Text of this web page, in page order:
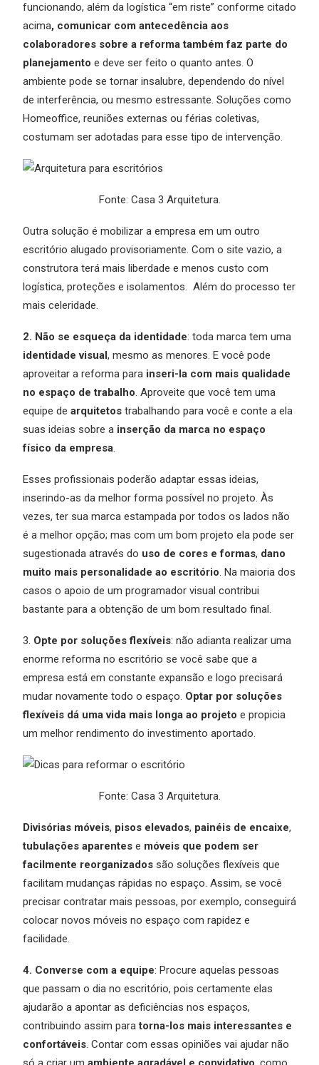
funcionando, além da logística “em riste” conforme citado
acima, comunicar com antecedência aos
colaboradores sobre a reforma também faz parte do
planejamento e deve ser feito o quanto antes. O
ambiente pode se tornar insalubre, dependendo do nível
de interferência, ou mesmo estressante. Soluções como
Homeoffice, reuniões externas ou férias coletivas,
costumam ser adotadas para esse tipo de intervenção.
Fonte: Casa 3 Arquitetura.
Outra solução é mobilizar a empresa em um outro
escritório alugado provisoriamente. Com o site vazio, a
construtora terá mais liberdade e menos custo com
logística, proteções e isolamentos. Além do processo ter
mais celeridade.
2. Não se esqueça da identidade: toda marca tem uma
identidade visual, mesmo as menores. E você pode
aproveitar a reforma para inseri-la com mais qualidade
no espaço de trabalho. Aproveite que você tem uma
equipe de arquitetos trabalhando para você e conte a ela
suas ideias sobre a inserção da marca no espaço
físico da empresa.
Esses profissionais poderão adaptar essas ideias,
inserindo-as da melhor forma possível no projeto. Às
vezes, ter sua marca estampada por todos os lados não
é a melhor opção; mas com um bom projeto ela pode ser
sugestionada através do uso de cores e formas, dano
muito mais personalidade ao escritório. Na maioria dos
casos o apoio de um programador visual contribui
bastante para a obtenção de um bom resultado final.
3. Opte por soluções flexíveis: não adianta realizar uma
enorme reforma no escritório se você sabe que a
empresa está em constante expansão e logo precisará
mudar novamente todo o espaço. Optar por soluções
flexíveis dá uma vida mais longa ao projeto e propicia
um melhor rendimento do investimento aportado.
Fonte: Casa 3 Arquitetura.
Divisórias móveis, pisos elevados, painéis de encaixe,
tubulações aparentes e móveis que podem ser
facilmente reorganizados são soluções flexíveis que
facilitam mudanças rápidas no espaço. Assim, se você
precisar contratar mais pessoas, por exemplo, conseguirá
colocar novos móveis no espaço com rapidez e
facilidade.
4. Converse com a equipe: Procure aquelas pessoas
que passam o dia no escritório, pois certamente elas
ajudarão a apontar as deficiências nos espaços,
contribuindo assim paratorna-los mais interessantes e
confortáveis. Contar com essas opiniões vai ajudar não